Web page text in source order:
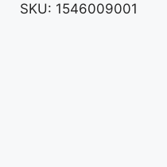
SKU: 1546009001